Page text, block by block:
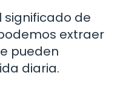
significado de
extraer
pueden
diaria.